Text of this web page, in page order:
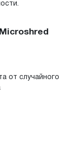
от случайного